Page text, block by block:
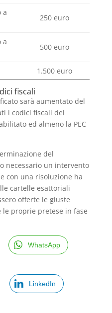
a
250 euro
a
500 euro
1.500 euro
fiscali
sarà aumentato del
i codici fiscali del
ed almeno la PEC
del
necessario un intervento
con una risoluzione ha
cartelle esattoriali
offerte le giuste
proprie pretese in fase
WhatsApp
LinkedIn